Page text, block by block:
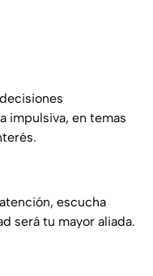
impulsiva, en temas
escucha
será tu mayor aliada.